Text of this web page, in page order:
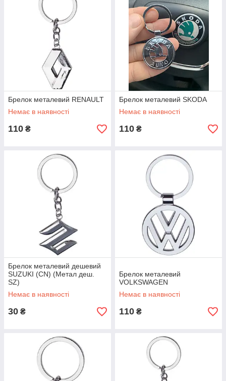
Брелок металевий RENAULT
Немає в наявності
110 ₴
Брелок металевий SKODA
Немає в наявності
110 ₴
Брелок металевий дешевий
SUZUKI (CN) (Метал деш.
SZ)
Немає в наявності
30 ₴
Брелок металевий
VOLKSWAGEN
Немає в наявності
110 ₴